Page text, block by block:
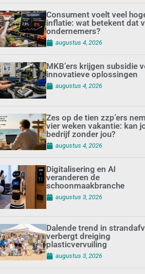
Consument voelt veel
inflatie: wat betekent dat
ondernemers?
augustus 4, 2026
MKB’ers krijgen subsidie
innovatieve oplossingen
augustus 4, 2026
Zes op de tien zzp’ers
vier weken vakantie: kan
bedrijf zonder jou?
augustus 4, 2026
Digitalisering en AI
veranderen de
schoonmaakbranche
augustus 3, 2026
Dalende trend in
verbergt dreiging
plasticvervuiling
augustus 3, 2026